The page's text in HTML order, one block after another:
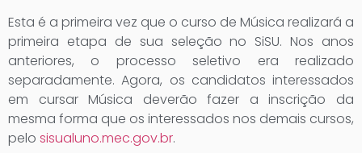
Esta é a primeira vez que o curso de Música realizará a
primeira etapa de sua seleção no SiSU. Nos anos
anteriores, o processo seletivo era realizado
separadamente. Agora, os candidatos interessados
em cursar Música deverão fazer a inscrição da
mesma forma que os interessados nos demais cursos,
pelo sisualuno.mec.gov.br.